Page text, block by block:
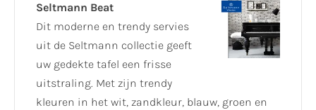
Seltmann Beat
Dit moderne en trendy servies
uit de Seltmann collectie geeft
uw gedekte tafel een frisse
uitstraling. Met zijn trendy
kleuren in het wit, zandkleur, blauw, groen en